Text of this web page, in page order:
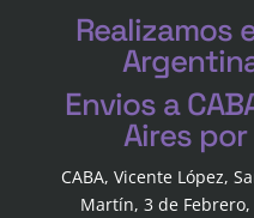
Realizamos
Envios a
Aires
CABA, Vicente López,
Martín, 3 de